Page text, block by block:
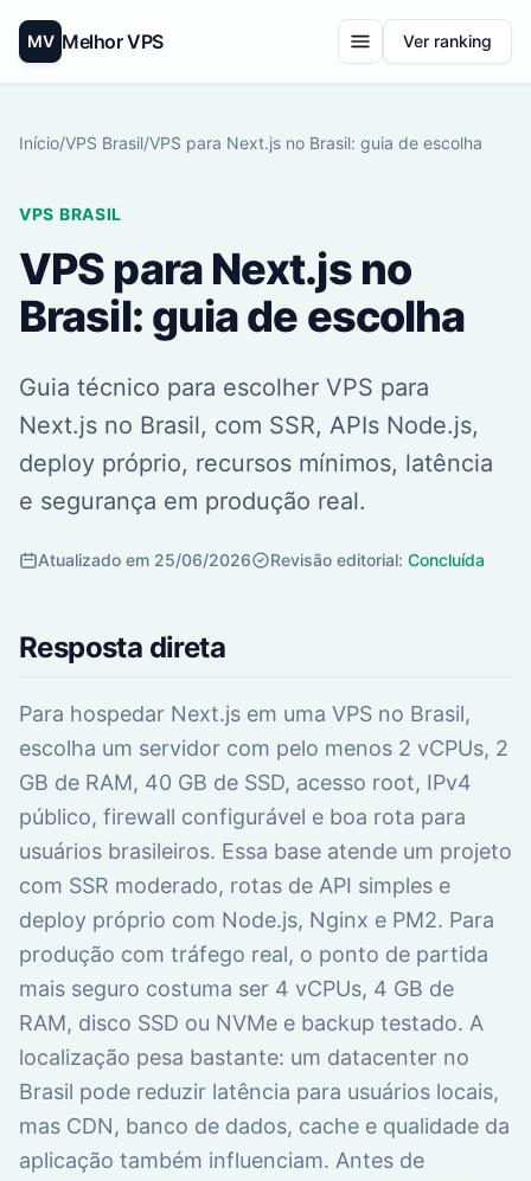
MV Melhor VPS Ver ranking
Início/VPS Brasil/VPS para Next.js no Brasil: guia de escolha
VPS BRASIL
VPS para Next.js no
Brasil: guia de escolha
Guia técnico para escolher VPS para
Next.js no Brasil, com SSR, APIs Node.js,
deploy próprio, recursos mínimos, latência
e segurança em produção real.
Atualizado em 25/06/2026 Revisão editorial: Concluída
Resposta direta
Para hospedar Next.js em uma VPS no Brasil,
escolha um servidor com pelo menos 2 vCPUs, 2
GB de RAM, 40 GB de SSD, acesso root, IPv4
público, firewall configurável e boa rota para
usuários brasileiros. Essa base atende um projeto
com SSR moderado, rotas de API simples e
deploy próprio com Node.js, Nginx e PM2. Para
produção com tráfego real, o ponto de partida
mais seguro costuma ser 4 vCPUs, 4 GB de
RAM, disco SSD ou NVMe e backup testado. A
localização pesa bastante: um datacenter no
Brasil pode reduzir latência para usuários locais,
mas CDN, banco de dados, cache e qualidade da
aplicação também influenciam. Antes de